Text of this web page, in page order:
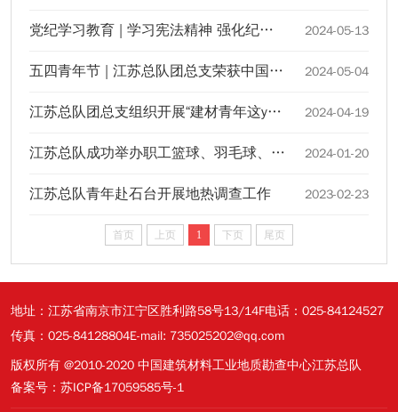
党纪学习教育 | 学习宪法精神 强化纪律意识——江苏总队团总支组织团员青年赴南京宪法公园学习参观 2024-05-13
五四青年节 | 江苏总队团总支荣获中国建材集团团委表彰 2024-05-04
江苏总队团总支组织开展“建材青年这young说”主题宣讲活动 2024-04-19
江苏总队成功举办职工篮球、羽毛球、乒乓球赛 2024-01-20
江苏总队青年赴石台开展地热调查工作 2023-02-23
首页 上页 1 下页 尾页
地址：江苏省南京市江宁区胜利路58号13/14F电话：025-84124527
传真：025-84128804E-mail: 735025202@qq.com
版权所有 @2010-2020 中国建筑材料工业地质勘查中心江苏总队
备案号：苏ICP备17059585号-1